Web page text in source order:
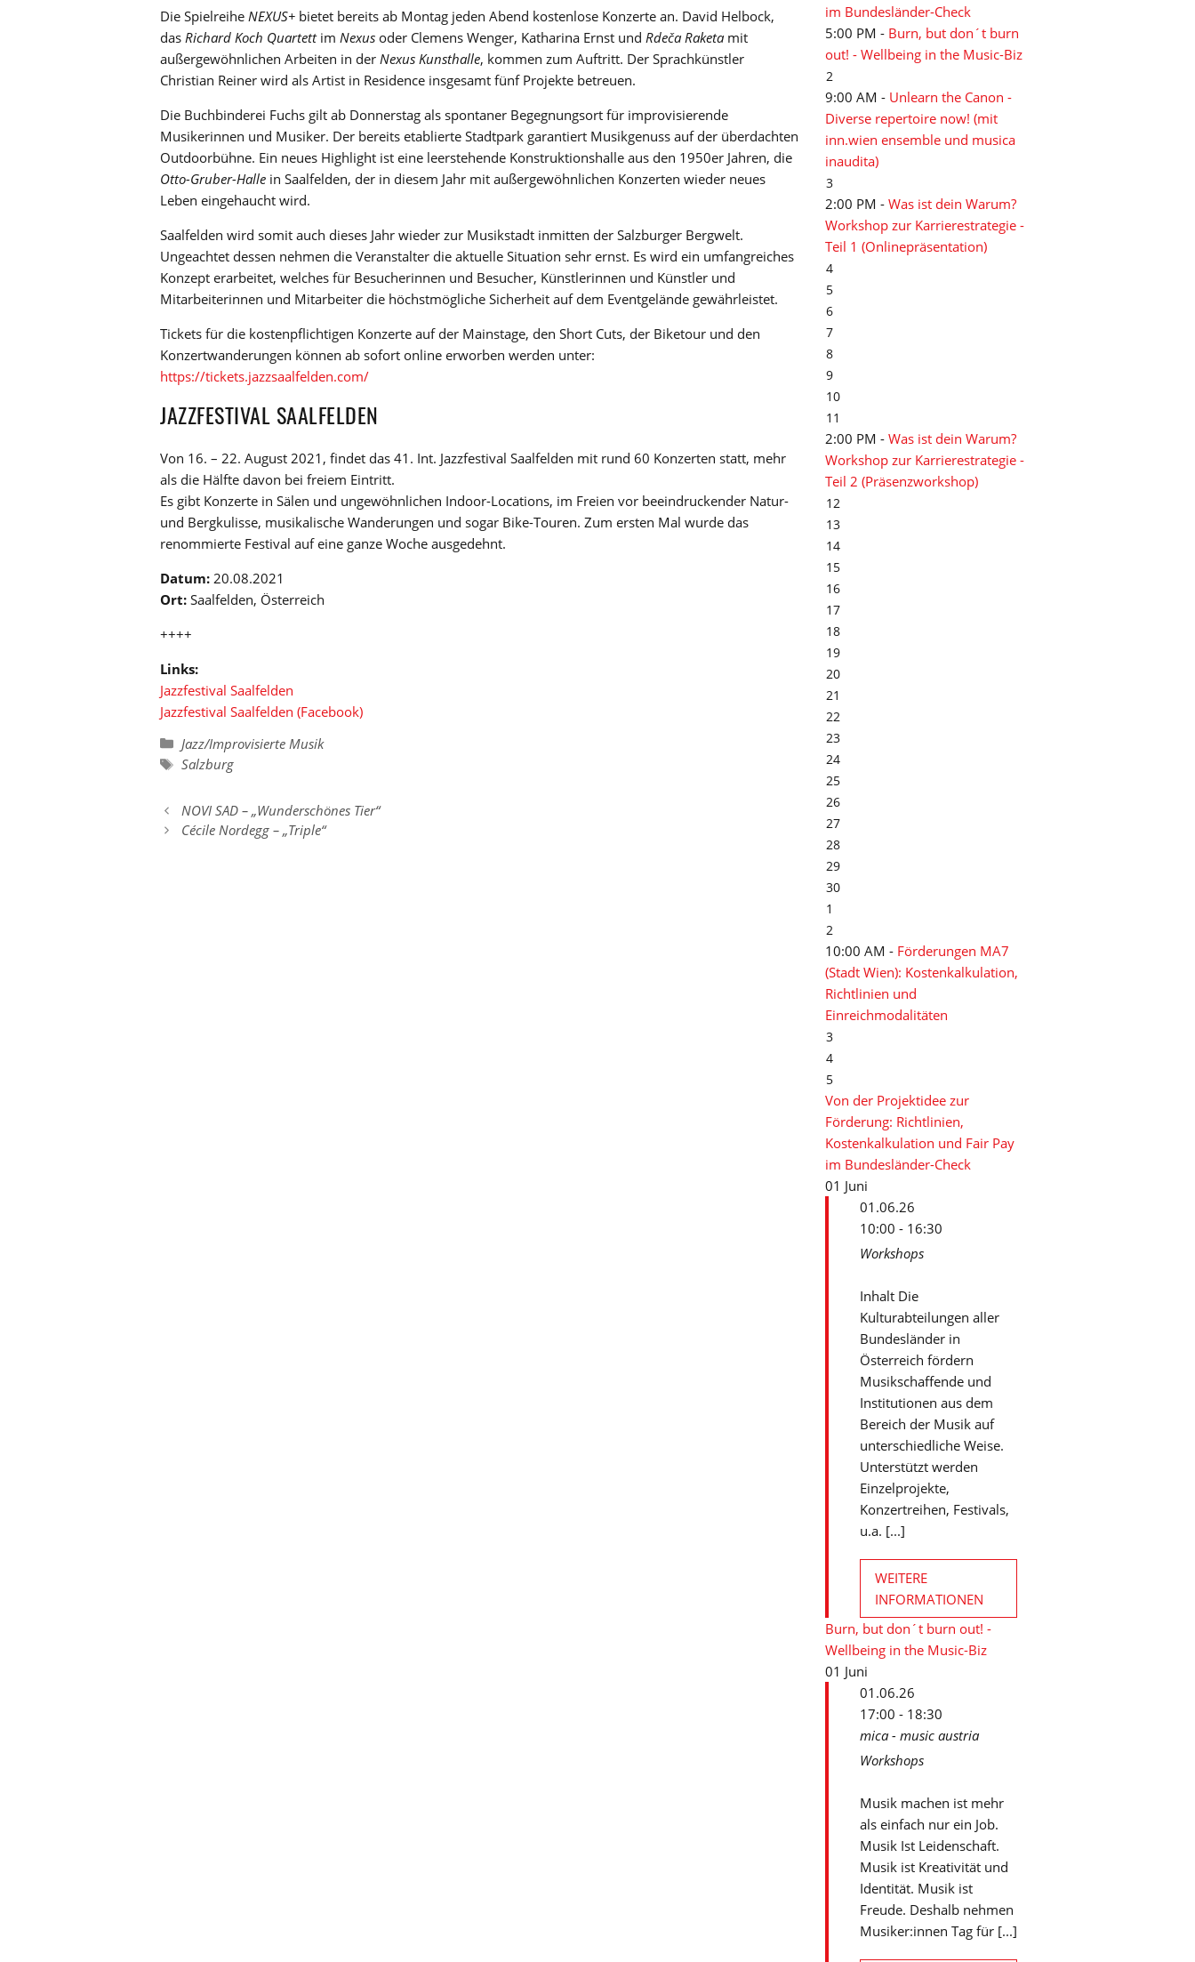
Die Spielreihe NEXUS+ bietet bereits ab Montag jeden Abend kostenlose Konzerte an. David Helbock,
das Richard Koch Quartettim Nexus oder Clemens Wenger, Katharina Ernst und Rdeča Raketa mit
außergewöhnlichen Arbeiten in der Nexus Kunsthalle, kommen zum Auftritt. Der Sprachkünstler
Christian Reiner wird als Artist in Residence insgesamt fünf Projekte betreuen.
Die Buchbinderei Fuchs gilt ab Donnerstag als spontaner Begegnungsort für improvisierende
Musikerinnen und Musiker. Der bereits etablierte Stadtpark garantiert Musikgenuss auf der überdachten
Outdoorbühne. Ein neues Highlight ist eine leerstehende Konstruktionshalle aus den 1950er Jahren, die
Otto-Gruber-Halle in Saalfelden, der in diesem Jahr mit außergewöhnlichen Konzerten wieder neues
Leben eingehaucht wird.
Saalfelden wird somit auch dieses Jahr wieder zur Musikstadt inmitten der Salzburger Bergwelt.
Ungeachtet dessen nehmen die Veranstalter die aktuelle Situation sehr ernst. Es wird ein umfangreiches
Konzept erarbeitet, welches für Besucherinnen und Besucher, Künstlerinnen und Künstler und
Mitarbeiterinnen und Mitarbeiter die höchstmögliche Sicherheit auf dem Eventgelände gewährleistet.
Tickets für die kostenpflichtigen Konzerte auf der Mainstage, den Short Cuts, der Biketour und den
Konzertwanderungen können ab sofort online erworben werden unter:
https://tickets.jazzsaalfelden.com/
JAZZFESTIVAL SAALFELDEN
Von 16. – 22. August 2021, findet das 41. Int. Jazzfestival Saalfelden mit rund 60 Konzerten statt, mehr
als die Hälfte davon bei freiem Eintritt.
Es gibt Konzerte in Sälen und ungewöhnlichen Indoor-Locations, im Freien vor beeindruckender Natur-
und Bergkulisse, musikalische Wanderungen und sogar Bike-Touren. Zum ersten Mal wurde das
renommierte Festival auf eine ganze Woche ausgedehnt.
Datum: 20.08.2021
Ort: Saalfelden, Österreich
++++
Links:
Jazzfestival Saalfelden
Jazzfestival Saalfelden (Facebook)
Kategorien
Jazz/Improvisierte Musik
Schlagwörter
Salzburg
NOVI SAD – „Wunderschönes Tier“
Cécile Nordegg – „Triple“
im Bundesländer-Check
5:00 PM - Burn, but don´t burn
out! - Wellbeing in the Music-Biz
2
9:00 AM - Unlearn the Canon -
Diverse repertoire now! (mit
inn.wien ensemble und musica
inaudita)
3
2:00 PM - Was ist dein Warum?
Workshop zur Karrierestrategie -
Teil 1 (Onlinepräsentation)
4
5
6
7
8
9
10
11
2:00 PM - Was ist dein Warum?
Workshop zur Karrierestrategie -
Teil 2 (Präsenzworkshop)
12
13
14
15
16
17
18
19
20
21
22
23
24
25
26
27
28
29
30
1
2
10:00 AM - Förderungen MA7
(Stadt Wien): Kostenkalkulation,
Richtlinien und
Einreichmodalitäten
3
4
5
Von der Projektidee zur
Förderung: Richtlinien,
Kostenkalkulation und Fair Pay
im Bundesländer-Check
01 Juni
01.06.26
10:00 - 16:30
Workshops
Inhalt Die
Kulturabteilungen aller
Bundesländer in
Österreich fördern
Musikschaffende und
Institutionen aus dem
Bereich der Musik auf
unterschiedliche Weise.
Unterstützt werden
Einzelprojekte,
Konzertreihen, Festivals,
u.a. [...]
WEITERE
INFORMATIONEN
Burn, but don´t burn out! -
Wellbeing in the Music-Biz
01 Juni
01.06.26
17:00 - 18:30
mica - music austria
Workshops
Musik machen ist mehr
als einfach nur ein Job.
Musik Ist Leidenschaft.
Musik ist Kreativität und
Identität. Musik ist
Freude. Deshalb nehmen
Musiker:innen Tag für [...]